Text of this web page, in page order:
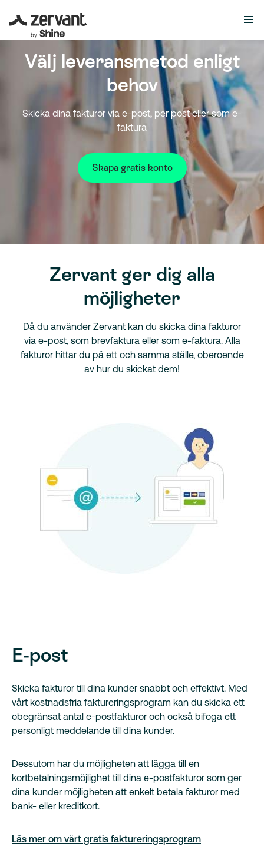
Välj leveransmetod enligt
behov
Skicka dina fakturor via e-post, per post eller som e-
faktura
Skapa gratis konto
Zervant ger dig alla
möjligheter
Då du använder Zervant kan du skicka dina fakturor
via e-post, som brevfaktura eller som e-faktura. Alla
fakturor hittar du på ett och samma ställe, oberoende
av hur du skickat dem!
E-post
Skicka fakturor till dina kunder snabbt och effektivt. Med
vårt kostnadsfria faktureringsprogram kan du skicka ett
obegränsat antal e-postfakturor och också bifoga ett
personligt meddelande till dina kunder.
Dessutom har du möjligheten att lägga till en
kortbetalningsmöjlighet till dina e-postfakturor som ger
dina kunder möjligheten att enkelt betala fakturor med
bank- eller kreditkort.
Läs mer om vårt gratis faktureringsprogram